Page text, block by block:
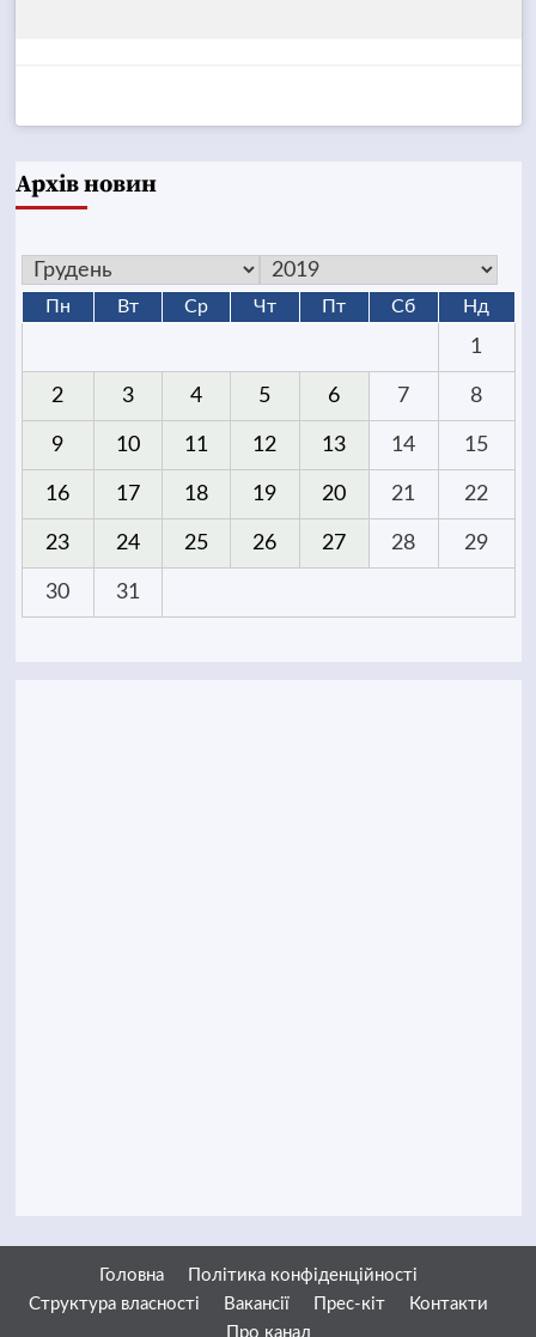
Архів новин
Пн Вт Ср Чт Пт Сб Нд
1
2 3 4 5 6 7 8
9 10 11 12 13 14 15
16 17 18 19 20 21 22
23 24 25 26 27 28 29
30 31
Головна
Політика конфіденційності
Структура власності
Вакансії Прес-кіт
Контакти
Про канал